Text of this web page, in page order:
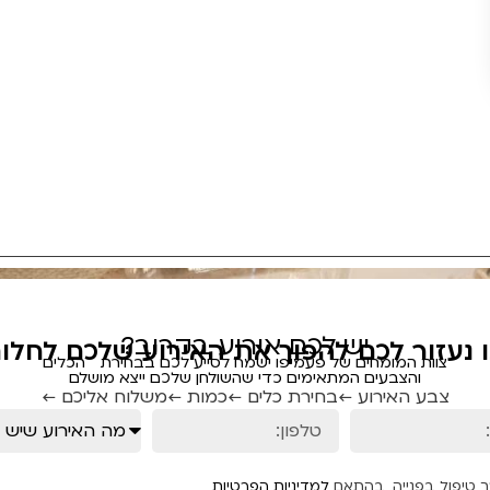
יש לכם אירוע בקרוב?
נעזור לכם להפוך את האירוע שלכם
צוות המומחים של פעמיפו ישמח לסייע לכם בבחירת הכלים
והצבעים המתאימים כדי שהשולחן שלכם ייצא מושלם
צבע האירוע ←בחירת כלים ←כמות ←משלוח אליכם ←